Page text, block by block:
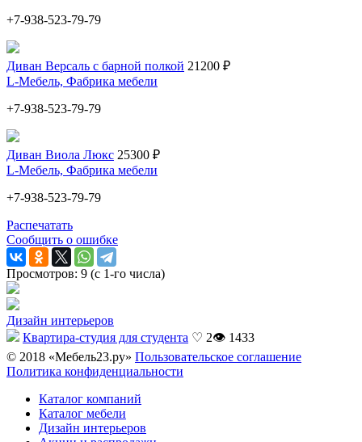
+7-938-523-79-79
Диван Версаль с барной полкой 21200 ₽
L-Мебель, Фабрика мебели
+7-938-523-79-79
Диван Виола Люкс 25300 ₽
L-Мебель, Фабрика мебели
+7-938-523-79-79
Распечатать
Сообщить о ошибке
Просмотров: 9 (с 1-го числа)
Дизайн интерьеров
Квартира-студия для студента ♡ 2👁 1433
© 2018 «Мебель23.ру» Пользовательское соглашение
Политика конфиденциальности
Каталог компаний
Каталог мебели
Дизайн интерьеров